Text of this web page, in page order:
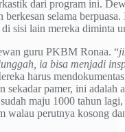
dari program ini.
selama
sisi lain mereka diminta
guru PKBM Ronaa. “
ia bisa menjadi
harus
sekadar pamer, ini
maju 1000 tahun
walau perutnya kosong